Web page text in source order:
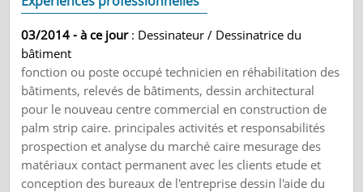
03/2014 - à ce jour: Dessinateur / Dessinatrice du
bâtiment
fonction ou poste occupé technicien en réhabilitation des
bâtiments, relevés de bâtiments, dessin architectural
pour le nouveau centre commercial en construction de
palm strip caire. principales activités et responsabilités
prospection et analyse du marché caire mesurage des
matériaux contact permanent avec les clients etude et
conception des bureaux de l'entreprise dessin l'aide du